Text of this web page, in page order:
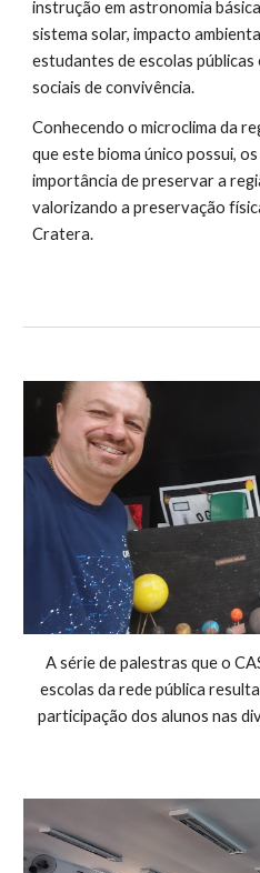
instrução em astronomia
sistema solar, impacto
estudantes de escolas
sociais de convivência.
Conhecendo o microclima da
que este bioma único possui,
importância de preservar a
valorizando a preservação
Cratera.
A série de palestras que o
escolas da rede pública
participação dos alunos nas